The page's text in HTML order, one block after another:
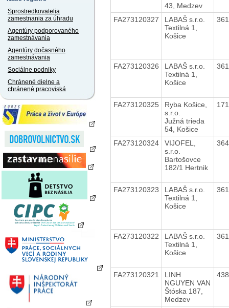
Sprostredkovatelia
zamestnania za úhradu
Agentúry podporovaného
zamestnávania
Agentúry dočasného
zamestnávania
Sociálne podniky
Chránené dielne a
chránené pracoviská
43, Medzev
FA273120327
LABAŠ s.r.o.
Textilná 1,
Košice
FA273120326
LABAŠ s.r.o.
Textilná 1,
Košice
FA273120325
Ryba Košice,
s.r.o.
Južná trieda
54, Košice
FA273120324
VIJOFEL,
s.r.o.
Bartošovce
182/1 Hertnik
FA273120323
LABAŠ s.r.o.
Textilná 1,
Košice
FA273120322
LABAŠ s.r.o.
Textilná 1,
Košice
FA273120321
LINH
NGUYEN VAN
Štóska 187,
Medzev